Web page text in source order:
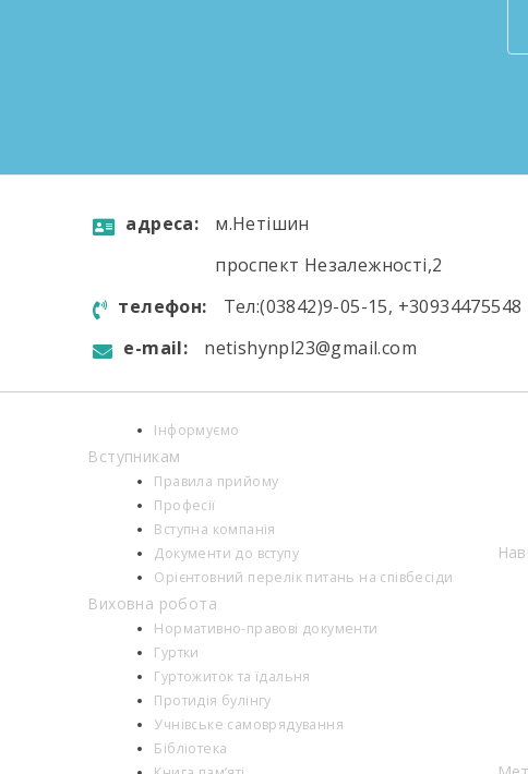
aдресa:
м.Нетішин
проспект Незалежності,2
телефон:
Тел:(03842)9-05-15, +30934475548
e-mail:
netishynpl23@gmail.com
Інформуємо
Вступникам
Правила прийому
Професії
Вступна компанія
Документи до вступу
Орієнтовний перелік питань на співбесіди
Виховна робота
Нормативно-правові документи
Гуртки
Гуртожиток та їдальня
Протидія булінгу
Учнівське самоврядування
Бібліотека